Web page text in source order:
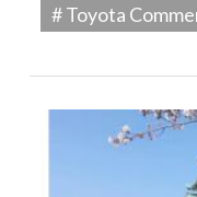
# Toyota